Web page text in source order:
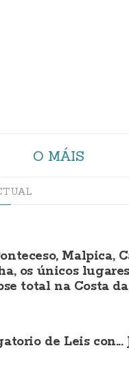
O MÁIS
Malpica,
os únicos
total na Costa
de Leis con...